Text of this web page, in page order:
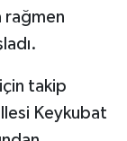
rağmen
takip
Keykubat